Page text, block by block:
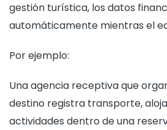
gestión turística, los datos
automáticamente mientras el
Por ejemplo:
Una agencia receptiva que
destino registra transporte,
actividades dentro de una